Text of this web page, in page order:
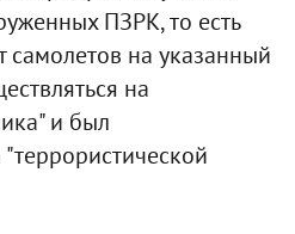
ПЗРК, то есть
самолетов на указанный
на
и был